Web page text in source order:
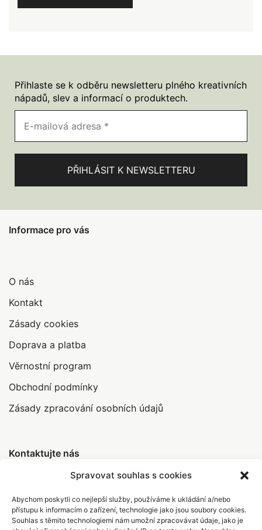
Spravovat souhlas s cookies
Abychom poskytli co nejlepší služby, používáme k ukládání a/nebo
přístupu k informacím o zařízení, technologie jako jsou soubory cookies.
Souhlas s těmito technologiemi nám umožní zpracovávat údaje, jako je
Přihlaste se k odběru newsletteru plného kreativních
nápadů, slev a informací o produktech.
Informace pro vás
O nás
Kontakt
Zásady cookies
Doprava a platba
Věrnostní program
Obchodní podmínky
Zásady zpracování osobních údajů
Kontaktujte nás
info@abrakamakra.cz
+420 735 396 308